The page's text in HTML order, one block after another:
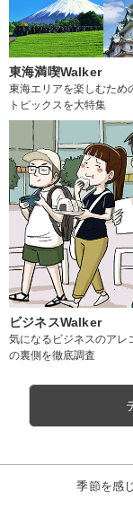
東海満喫Walker
東海エリアを楽しむため
トピックスを大特集
ビジネスWalker
気になるビジネスのアレ
の裏側を徹底調査
季節を感